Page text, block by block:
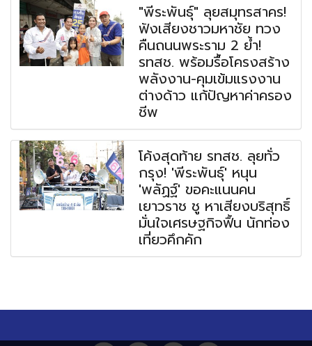
"พีระพันธุ์" ลุยสมุทรสาคร!
ฟังเสียงชาวมหาชัย ทวง
คืนถนนพระราม 2 ย้ำ!
รทสช. พร้อมรื้อโครงสร้าง
พลังงาน-คุมเข้มแรงงาน
ต่างด้าว แก้ปัญหาค่าครอง
ชีพ
โค้งสุดท้าย รทสช. ลุยทั่ว
กรุง! 'พีระพันธุ์' หนุน
'พลัฏฐ์' ขอคะแนนคน
เยาวราช ชู หาเสียงบริสุทธิ์
มั่นใจเศรษฐกิจฟื้น นักท่อง
เที่ยวคึกคัก